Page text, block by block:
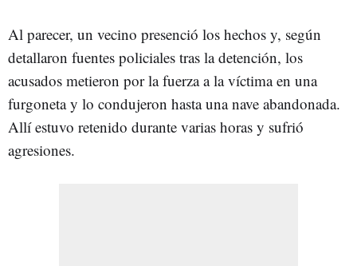
Al parecer, un vecino presenció los hechos y, según
detallaron fuentes policiales tras la detención, los
acusados metieron por la fuerza a la víctima en una
furgoneta y lo condujeron hasta una nave abandonada.
Allí estuvo retenido durante varias horas y sufrió
agresiones.